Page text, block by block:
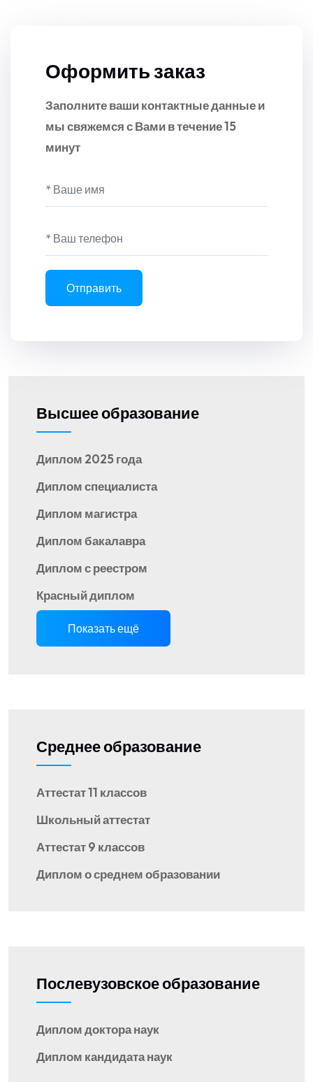
Оформить заказ
Заполните ваши контактные данные и
мы свяжемся с Вами в течение 15
минут
Отправить
Высшее образование
Диплом 2025 года
Диплом специалиста
Диплом магистра
Диплом бакалавра
Диплом с реестром
Красный диплом
Показать ещё
Среднее образование
Аттестат 11 классов
Школьный аттестат
Аттестат 9 классов
Диплом о среднем образовании
Послевузовское образование
Диплом доктора наук
Диплом кандидата наук